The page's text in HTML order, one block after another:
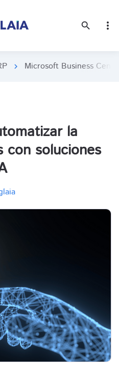
search more_vert
chevron_right Microsoft Business
la
con soluciones